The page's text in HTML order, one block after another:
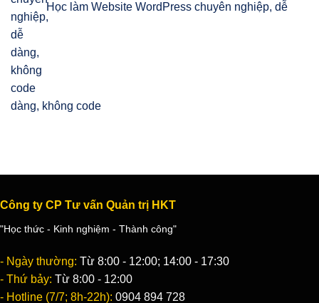
Học làm Website WordPress chuyên nghiệp, dễ
dàng, không code
Công ty CP Tư vấn Quản trị HKT
"Học thức - Kinh nghiệm - Thành công"
- Ngày thường: Từ 8:00 - 12:00; 14:00 - 17:30
- Thứ bảy: Từ 8:00 - 12:00
- Hotline (7/7; 8h-22h): 0904 894 728